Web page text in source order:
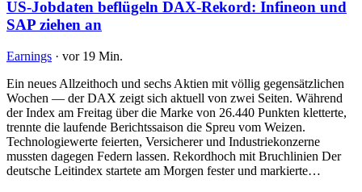
US-Jobdaten beflügeln DAX-Rekord: Infineon und
SAP ziehen an
Earnings · vor 19 Min.
Ein neues Allzeithoch und sechs Aktien mit völlig gegensätzlichen
Wochen — der DAX zeigt sich aktuell von zwei Seiten. Während
der Index am Freitag über die Marke von 26.440 Punkten kletterte,
trennte die laufende Berichtssaison die Spreu vom Weizen.
Technologiewerte feierten, Versicherer und Industriekonzerne
mussten dagegen Federn lassen. Rekordhoch mit Bruchlinien Der
deutsche Leitindex startete am Morgen fester und markierte…